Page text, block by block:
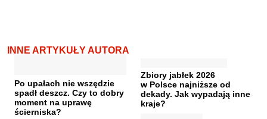
INNE ARTYKUŁY AUTORA
Po upałach nie wszędzie
spadł deszcz. Czy to dobry
moment na uprawę
ścierniska?
Zbiory jabłek 2026
w Polsce najniższe od
dekady. Jak wypadają inne
kraje?